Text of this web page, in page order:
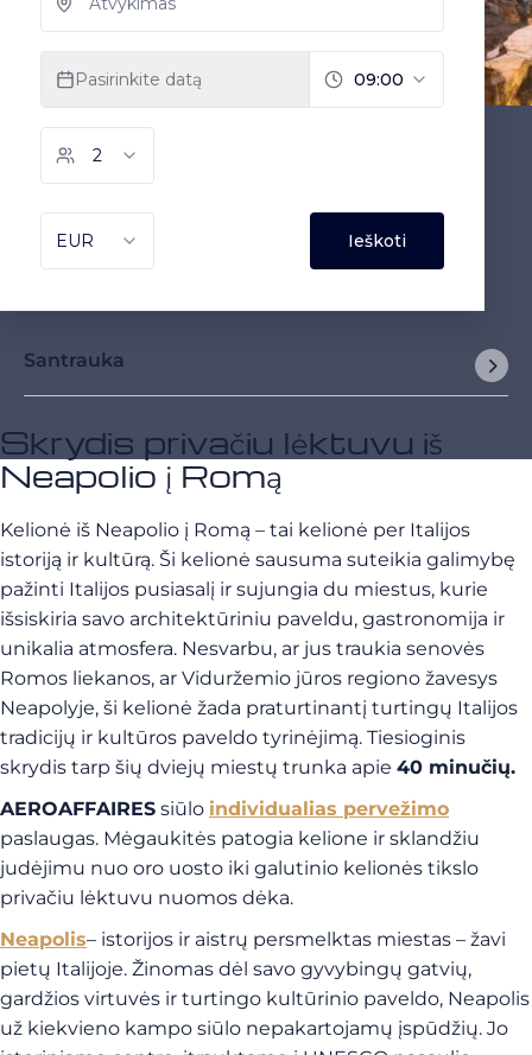
Santrauka
Skrydis privačiu lėktuvu iš
Neapolio į Romą
Kelionė iš Neapolio į Romą – tai kelionė per Italijos
istoriją ir kultūrą. Ši kelionė sausuma suteikia galimybę
pažinti Italijos pusiasalį ir sujungia du miestus, kurie
išsiskiria savo architektūriniu paveldu, gastronomija ir
unikalia atmosfera. Nesvarbu, ar jus traukia senovės
Romos liekanos, ar Viduržemio jūros regiono žavesys
Neapolyje, ši kelionė žada praturtinantį turtingų Italijos
tradicijų ir kultūros paveldo tyrinėjimą. Tiesioginis
skrydis tarp šių dviejų miestų trunka apie 40 minučių.
AEROAFFAIRES siūlo individualias pervežimo
paslaugas. Mėgaukitės patogia kelione ir sklandžiu
judėjimu nuo oro uosto iki galutinio kelionės tikslo
privačiu lėktuvu nuomos dėka.
Neapolis– istorijos ir aistrų persmelktas miestas – žavi
pietų Italijoje. Žinomas dėl savo gyvybingų gatvių,
gardžios virtuvės ir turtingo kultūrinio paveldo, Neapolis
už kiekvieno kampo siūlo nepakartojamų įspūdžių. Jo